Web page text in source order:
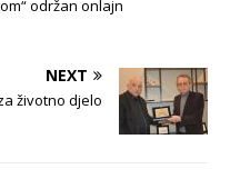
održan onlajn
NEXT
životno djelo